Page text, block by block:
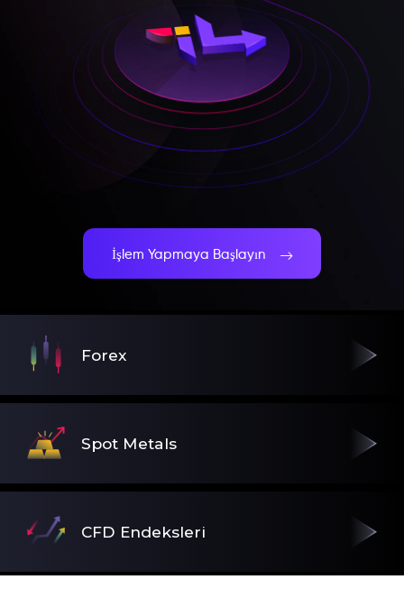
İşlem Yapmaya Başlayın
Forex
Spot Metals
CFD Endeksleri